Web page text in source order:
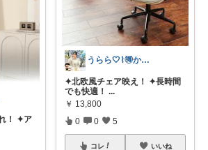
！ ✦ア
うらら🤍⌇🉐かわいい暮らし
✦北欧風チェア映え！ ✦長時間
でも快適！ ...
￥ 13,800
0 0 5
コレ いいね